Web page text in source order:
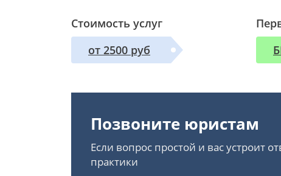
Стоимость услуг
от 2500 руб
Позвоните юристам
Если вопрос простой и вас устроит
практики